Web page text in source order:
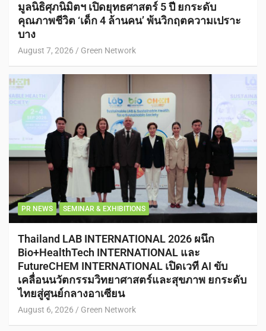
มูลนิธิศุภนิมิตฯ เปิดยุทธศาสตร์ 5 ปี ยกระดับ
คุณภาพชีวิต ‘เด็ก 4 ล้านคน’ พ้นวิกฤตความเปราะ
บาง
August 7, 2026 Green Network
PR NEWS SEMINAR & EXHIBITIONS
Thailand LAB INTERNATIONAL 2026 ผนึก
Bio+HealthTech INTERNATIONAL และ
FutureCHEM INTERNATIONAL เปิดเวที AI ขับ
เคลื่อนนวัตกรรมวิทยาศาสตร์และสุขภาพ ยกระดับ
ไทยสู่ศูนย์กลางอาเซียน
August 6, 2026 Green Network